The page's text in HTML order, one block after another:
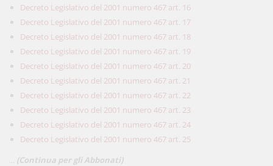
Decreto Legislativo del 2001 numero 467 art. 16
Decreto Legislativo del 2001 numero 467 art. 17
Decreto Legislativo del 2001 numero 467 art. 18
Decreto Legislativo del 2001 numero 467 art. 19
Decreto Legislativo del 2001 numero 467 art. 20
Decreto Legislativo del 2001 numero 467 art. 21
Decreto Legislativo del 2001 numero 467 art. 22
Decreto Legislativo del 2001 numero 467 art. 23
Decreto Legislativo del 2001 numero 467 art. 24
Decreto Legislativo del 2001 numero 467 art. 25
(Continua per gli Abbonati)